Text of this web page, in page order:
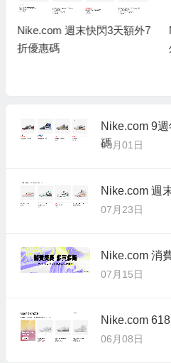
Nike.com 週末快閃3天額外7
折優惠碼
Nike.com 9
碼
08月01日
Nike.com 週
07月23日
Nike.com 消
07月15日
Nike.com
06月08日